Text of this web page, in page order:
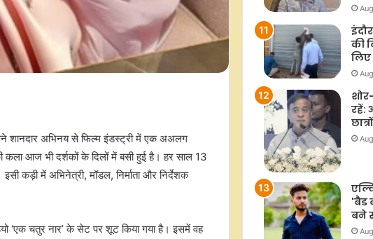
शानदार अभिनय से फिल्म इंडस्ट्री में एक अअलग
आज भी दर्शकों के दिलों में बसी हुई है। हर साल 13
कड़ी में अभिनेत्री, मॉडल, निर्माता और निर्देशक
‘एक चतुर नार’ के सेट पर शूट किया गया है। इसमें वह
की
रहें:
'बैड
बने